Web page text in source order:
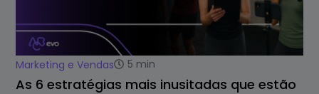
Marketing e Vendas 5 min
As 6 estratégias mais inusitadas que estão